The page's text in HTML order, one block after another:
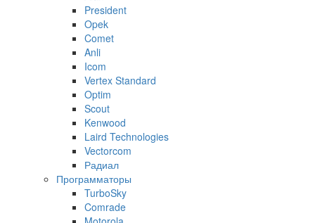
President
Opek
Comet
Anli
Icom
Vertex Standard
Optim
Scout
Kenwood
Laird Technologies
Vectorcom
Радиал
Программаторы
TurboSky
Comrade